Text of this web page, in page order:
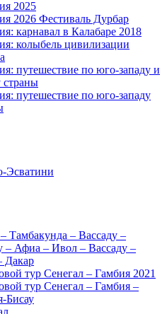
2025
2026 Фестиваль Дурбар
карнавал в Калабаре 2018
колыбель цивилизации
путешествие по юго-западу и
страны
путешествие по юго-западу
Эсватини
Тамбакунда – Вассаду –
– Афиа – Ивол – Вассаду –
Дакар
тур Сенегал – Гамбия 2021
тур Сенегал – Гамбия –
Бисау